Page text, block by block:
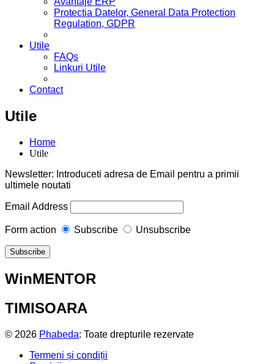
Protectia Datelor, General Data Protection
Regulation, GDPR
Utile
FAQs
Linkuri Utile
Contact
Utile
Home
Utile
Newsletter: Introduceti adresa de Email pentru a primii
ultimele noutati
Email Address
Form action Subscribe Unsubscribe
WinMENTOR
TIMISOARA
© 2026 Phabeda: Toate drepturile rezervate
Termeni și condiții